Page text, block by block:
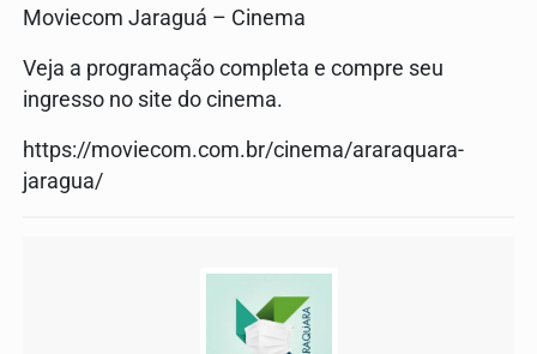
Moviecom Jaraguá – Cinema
Veja a programação completa e compre seu
ingresso no site do cinema.
https://moviecom.com.br/cinema/araraquara-
jaragua/